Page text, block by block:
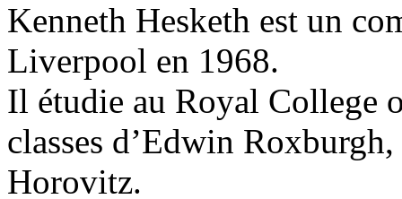
Kenneth Hesketh est un
Liverpool en 1968.
Il étudie au Royal College
classes d’Edwin
Horovitz.